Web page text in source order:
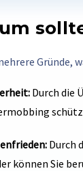
Gründe,
Durch die
Durch
können Sie